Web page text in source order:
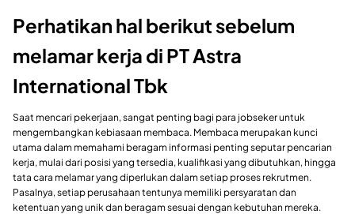
Perhatikan hal berikut sebelum
melamar kerja di PT Astra
International Tbk
Saat mencari pekerjaan, sangat penting bagi para jobseker untuk
mengembangkan kebiasaan membaca. Membaca merupakan kunci
utama dalam memahami beragam informasi penting seputar pencarian
kerja, mulai dari posisi yang tersedia, kualifikasi yang dibutuhkan, hingga
tata cara melamar yang diperlukan dalam setiap proses rekrutmen.
Pasalnya, setiap perusahaan tentunya memiliki persyaratan dan
ketentuan yang unik dan beragam sesuai dengan kebutuhan mereka.